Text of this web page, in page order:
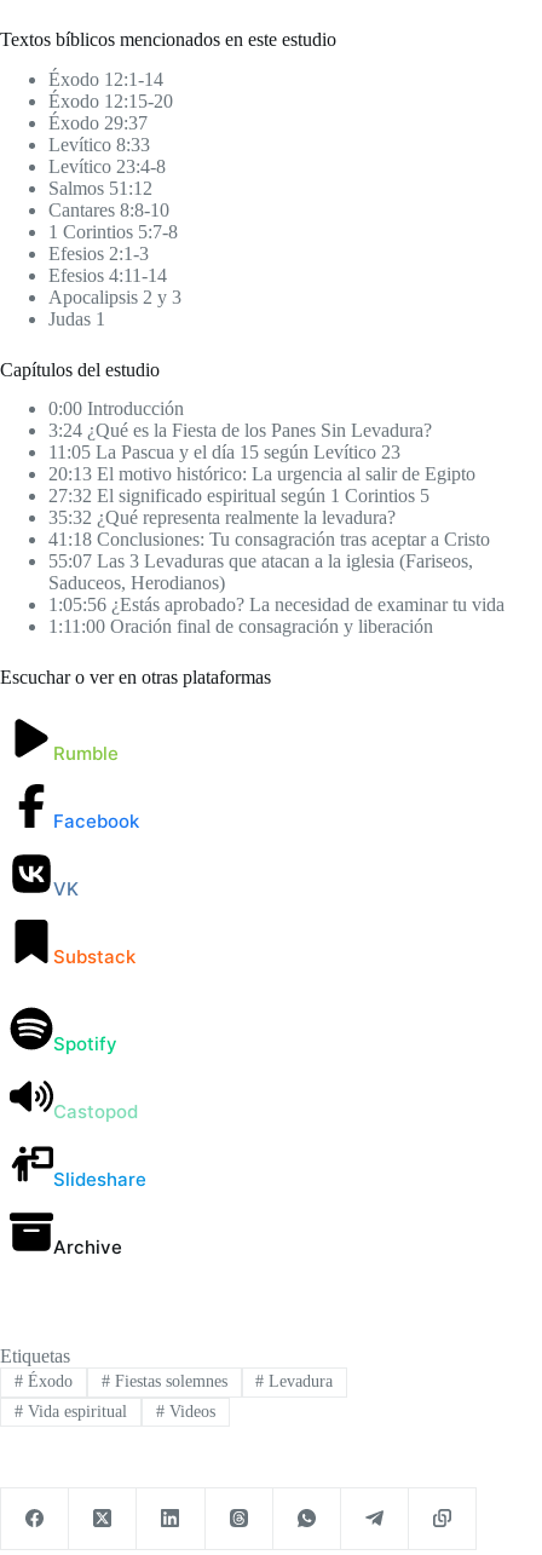
Textos bíblicos mencionados en este estudio
Éxodo 12:1-14
Éxodo 12:15-20
Éxodo 29:37
Levítico 8:33
Levítico 23:4-8
Salmos 51:12
Cantares 8:8-10
1 Corintios 5:7-8
Efesios 2:1-3
Efesios 4:11-14
Apocalipsis 2 y 3
Judas 1
Capítulos del estudio
0:00 Introducción
3:24 ¿Qué es la Fiesta de los Panes Sin Levadura?
11:05 La Pascua y el día 15 según Levítico 23
20:13 El motivo histórico: La urgencia al salir de Egipto
27:32 El significado espiritual según 1 Corintios 5
35:32 ¿Qué representa realmente la levadura?
41:18 Conclusiones: Tu consagración tras aceptar a Cristo
55:07 Las 3 Levaduras que atacan a la iglesia (Fariseos,
Saduceos, Herodianos)
1:05:56 ¿Estás aprobado? La necesidad de examinar tu vida
1:11:00 Oración final de consagración y liberación
Escuchar o ver en otras plataformas
Rumble
Facebook
VK
Substack
Spotify
Castopod
Slideshare
Archive
Etiquetas
#Éxodo #Fiestas solemnes # Levadura
#Vida espiritual #Videos